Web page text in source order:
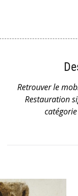
Retrouver le
Restauration
catégorie